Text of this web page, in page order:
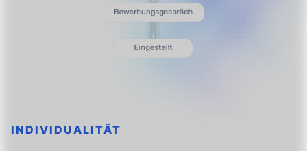
INDIVIDUALITÄT